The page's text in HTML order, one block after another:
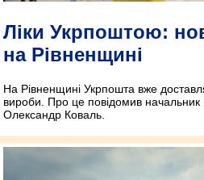
Ліки Укрпоштою:
на Рівненщині
На Рівненщині Укрпошта вже
вироби. Про це повідомив начальник
Олександр Коваль.